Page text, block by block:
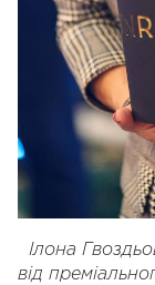
Ілона
від